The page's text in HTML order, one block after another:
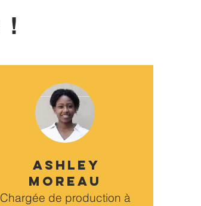
!
ASHLEY
MOREAU
Chargée de production à